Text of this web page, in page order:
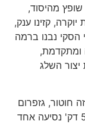
כולו שופץ מהיסוד,
קזינו ענק,
הסקי נבנו ברמה
ומתקדמת,
32 איש ומערכת יצור השלג
חוטור, גזפרום
וקראסנויה פוליאנה, הנמצאים במרחק של כ 5 דק' נסיעה אחד